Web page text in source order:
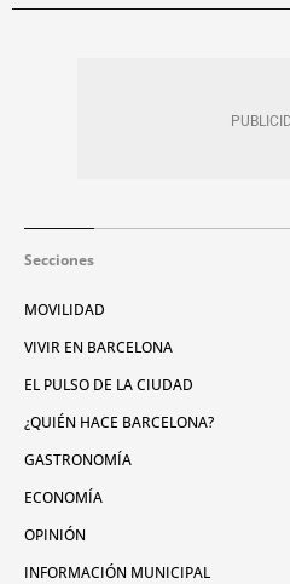
Secciones
MOVILIDAD
VIVIR EN BARCELONA
EL PULSO DE LA CIUDAD
¿QUIÉN HACE BARCELONA?
GASTRONOMÍA
ECONOMÍA
OPINIÓN
INFORMACIÓN MUNICIPAL